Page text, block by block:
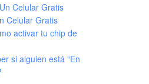
Celular Gratis
Celular Gratis
activar tu chip de
si alguien está “En